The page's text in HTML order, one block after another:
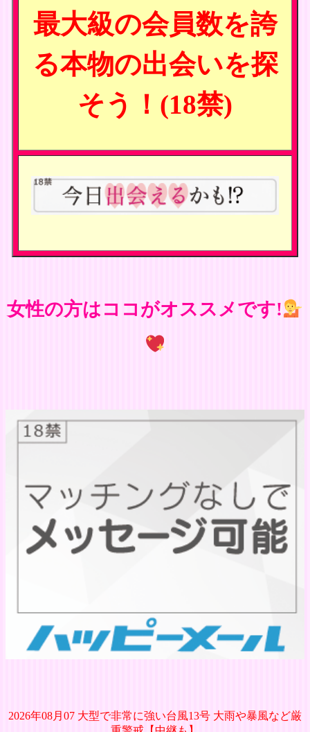
最大級の会員数を誇
る本物の出会いを探
そう！(18禁)
女性の方はココがオススメです!
2026年08月07 大型で非常に強い台風13号 大雨や暴風など厳